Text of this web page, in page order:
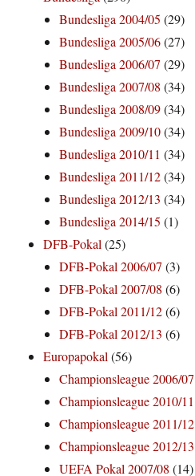
Bundesliga 2004/05 (29)
Bundesliga 2005/06(27)
Bundesliga 2006/07 (29)
Bundesliga 2007/08 (34)
Bundesliga 2008/09(34)
Bundesliga 2009/10(34)
Bundesliga 2010/11 (34)
Bundesliga 2011/12(34)
Bundesliga 2012/13 (34)
Bundesliga 2014/15 (1)
DFB-Pokal (25)
DFB-Pokal 2006/07 (3)
DFB-Pokal 2007/08 (6)
DFB-Pokal 2011/12(6)
DFB-Pokal 2012/13 (6)
Europapokal (56)
Championsleague 2006/07
Championsleague 2010/11
Championsleague 2011/12
Championsleague 2012/13
UEFA Pokal 2007/08 (14)